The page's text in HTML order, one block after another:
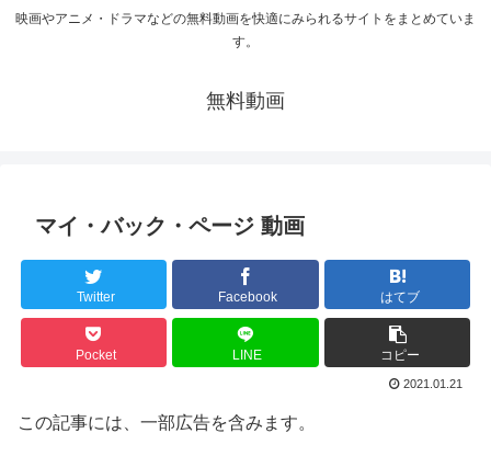
映画やアニメ・ドラマなどの無料動画を快適にみられるサイトをまとめていま
す。
無料動画
マイ・バック・ページ 動画
Twitter Facebook はてブ
Pocket LINE コピー
2021.01.21
この記事には、一部広告を含みます。